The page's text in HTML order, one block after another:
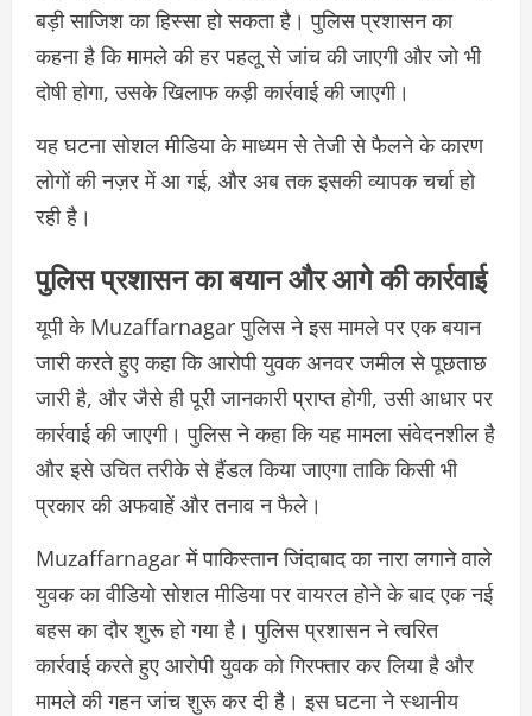
बड़ी साजिश का हिस्सा हो सकता है। पुलिस प्रशासन का
कहना है कि मामले की हर पहलू से जांच की जाएगी और जो भी
दोषी होगा, उसके खिलाफ कड़ी कार्रवाई की जाएगी।
यह घटना सोशल मीडिया के माध्यम से तेजी से फैलने के कारण
लोगों की नज़र में आ गई, और अब तक इसकी व्यापक चर्चा हो
रही है।
पुलिस प्रशासन का बयान और आगे की कार्रवाई
यूपी के Muzaffarnagar पुलिस ने इस मामले पर एक बयान
जारी करते हुए कहा कि आरोपी युवक अनवर जमील से पूछताछ
जारी है, और जैसे ही पूरी जानकारी प्राप्त होगी, उसी आधार पर
कार्रवाई की जाएगी। पुलिस ने कहा कि यह मामला संवेदनशील है
और इसे उचित तरीके से हैंडल किया जाएगा ताकि किसी भी
प्रकार की अफवाहें और तनाव न फैले।
Muzaffarnagar में पाकिस्तान जिंदाबाद का नारा लगाने वाले
युवक का वीडियो सोशल मीडिया पर वायरल होने के बाद एक नई
बहस का दौर शुरू हो गया है। पुलिस प्रशासन ने त्वरित
कार्रवाई करते हुए आरोपी युवक को गिरफ्तार कर लिया है और
मामले की गहन जांच शुरू कर दी है। इस घटना ने स्थानीय